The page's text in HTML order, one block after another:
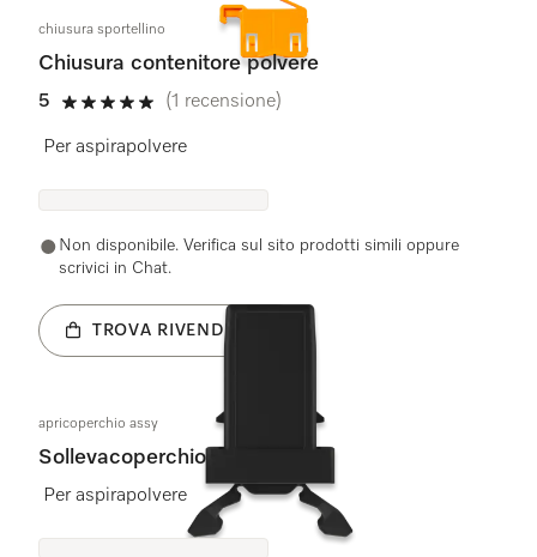
chiusura sportellino
Chiusura contenitore polvere
5
5 stelle su 5
(1 recensione)
Per aspirapolvere
Non disponibile. Verifica sul sito prodotti simili oppure
scrivici in Chat.
TROVA RIVENDITORE
apricoperchio assy
Sollevacoperchio
Per aspirapolvere